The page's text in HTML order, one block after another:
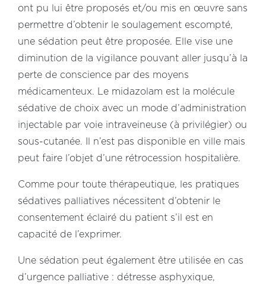
ont pu lui être proposés et/ou mis en œuvre sans
permettre d’obtenir le soulagement escompté,
une sédation peut être proposée. Elle vise une
diminution de la vigilance pouvant aller jusqu’à la
perte de conscience par des moyens
médicamenteux. Le midazolam est la molécule
sédative de choix avec un mode d’administration
injectable par voie intraveineuse (à privilégier) ou
sous-cutanée. Il n’est pas disponible en ville mais
peut faire l’objet d’une rétrocession hospitalière.
Comme pour toute thérapeutique, les pratiques
sédatives palliatives nécessitent d’obtenir le
consentement éclairé du patient s’il est en
capacité de l’exprimer.
Une sédation peut également être utilisée en cas
d’urgence palliative : détresse asphyxique,